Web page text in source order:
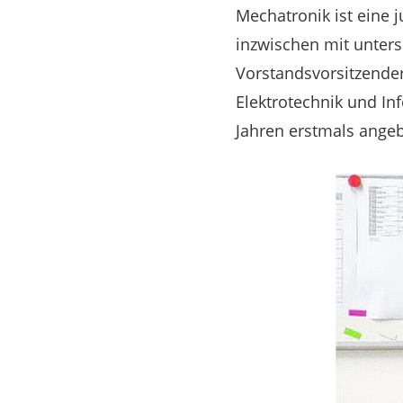
Mechatronik ist eine
inzwischen mit
Elektrotechnik und
Jahren erstmals